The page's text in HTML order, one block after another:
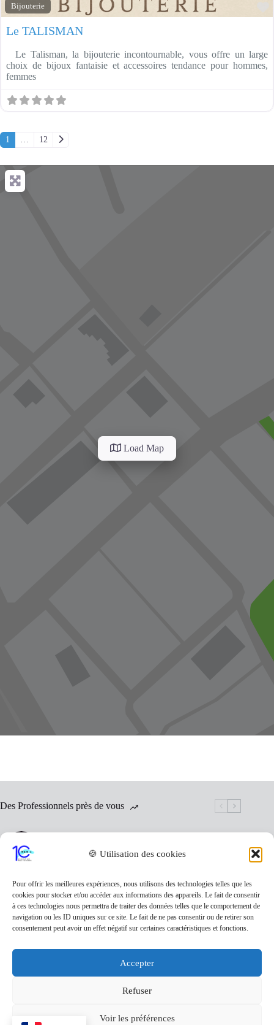
🍪 Utilisation des cookies
Pour offrir les meilleures expériences, nous utilisons des technologies telles que les
cookies pour stocker et/ou accéder aux informations des appareils. Le fait de consentir
à ces technologies nous permettra de traiter des données telles que le comportement de
navigation ou les ID uniques sur ce site. Le fait de ne pas consentir ou de retirer son
consentement peut avoir un effet négatif sur certaines caractéristiques et fonctions.
Accepter
Refuser
Voir les préférences
Bijouterie
Le TALISMAN
Le Talisman, la bijouterie incontournable, vous offre un large
choix de bijoux fantaisie et accessoires tendance pour hommes,
femmes
Posts navigation
1 12 Older posts
Load Map
Des Professionnels près de vous
ASSOCIATION DANSE MODERN’JAZZ
AMAP »LA MAURICIENNE »
MURAQUITÃN INK